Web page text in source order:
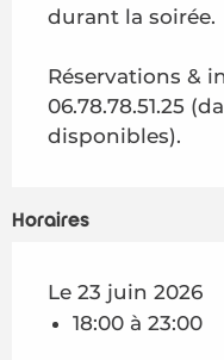
Le25 août 2026
durant la soirée.
Réservations &
06.78.78.51.25
disponibles).
Horaires
Le 23 juin 2026
18:00 à 23:00